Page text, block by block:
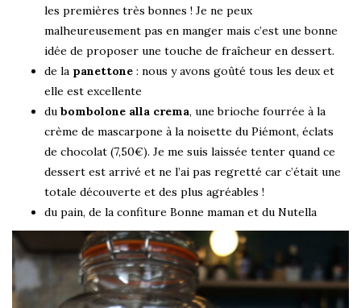
les premières très bonnes ! Je ne peux
malheureusement pas en manger mais c’est une bonne
idée de proposer une touche de fraîcheur en dessert.
de la panettone : nous y avons goûté tous les deux et
elle est excellente
du bombolone alla crema, une brioche fourrée à la
crème de mascarpone à la noisette du Piémont, éclats
de chocolat (7,50€). Je me suis laissée tenter quand ce
dessert est arrivé et ne l’ai pas regretté car c’était une
totale découverte et des plus agréables !
du pain, de la confiture Bonne maman et du Nutella